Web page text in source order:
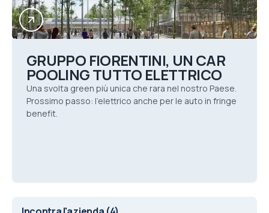
GRUPPO FIORENTINI, UN CAR
POOLING TUTTO ELETTRICO
Una svolta green più unica che rara nel nostro Paese.
Prossimo passo: l’elettrico anche per le auto in fringe
benefit.